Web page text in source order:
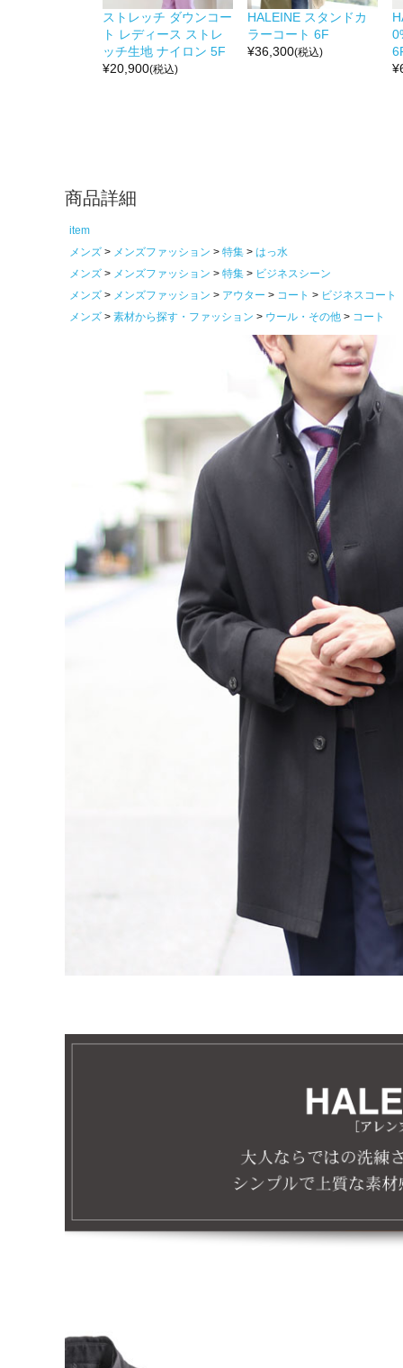
ストレッチ ダウンコー
ト レディース ストレ
ッチ生地 ナイロン 5F
¥20,900(税込)
HALEINE スタンドカ
ラーコート 6F
¥36,300(税込)
¥
商品詳細
item
メンズ
メンズファッション 特集
はっ水
メンズ
メンズファッション 特集
ビジネスシーン
メンズ
メンズファッション アウター コート
ビジネスコート
メンズ
素材から探す・ファッション ウール・その他 コート